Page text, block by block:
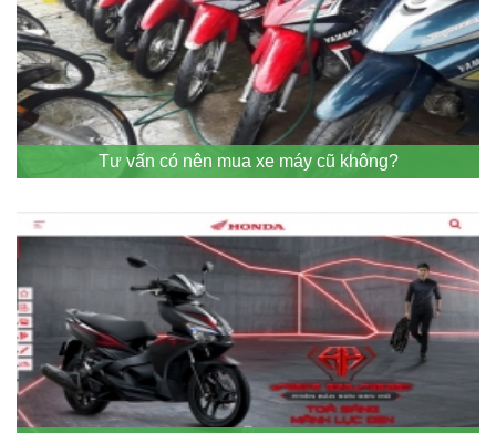
Tư vấn có nên mua xe máy cũ không?